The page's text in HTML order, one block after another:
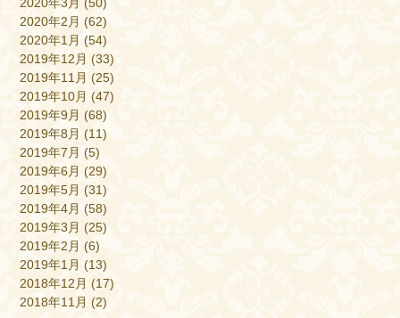
2020年2月 (62)
2020年1月 (54)
2019年12月 (33)
2019年11月 (25)
2019年10月 (47)
2019年9月 (68)
2019年8月 (11)
2019年7月 (5)
2019年6月 (29)
2019年5月 (31)
2019年4月 (58)
2019年3月 (25)
2019年2月 (6)
2019年1月 (13)
2018年12月 (17)
2018年11月 (2)